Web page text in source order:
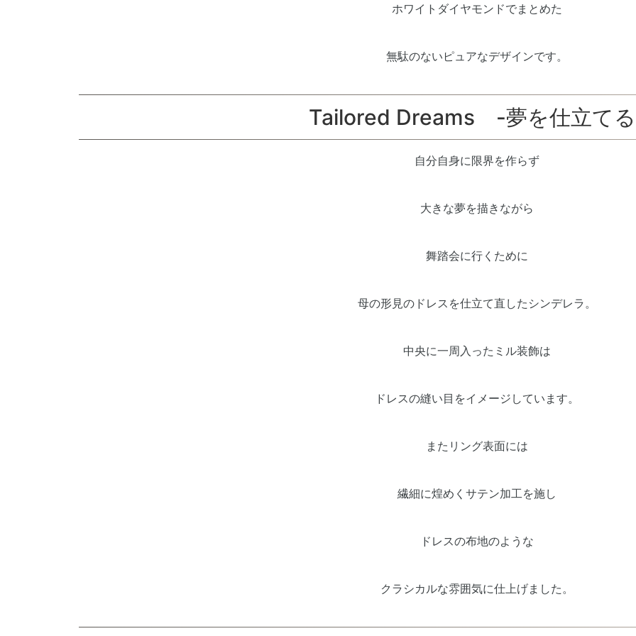
ホワイトダイヤモンドでまとめた
無駄のないピュアなデザインです。
Tailored Dreams -夢を仕立て
自分自身に限界を作らず
大きな夢を描きながら
舞踏会に行くために
母の形見のドレスを仕立て直したシンデレラ。
中央に一周入ったミル装飾は
ドレスの縫い目をイメージしています。
またリング表面には
繊細に煌めくサテン加工を施し
ドレスの布地のような
クラシカルな雰囲気に仕上げました。